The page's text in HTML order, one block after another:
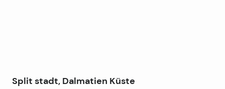
Split stadt, Dalmatien Küste